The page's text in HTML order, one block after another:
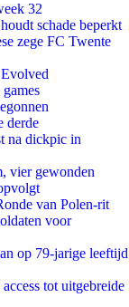
32
schade beperkt
zege FC Twente
derde
na dickpic in
vier gewonden
van Polen-rit
voor
op 79-jarige leeftijd
tot uitgebreide